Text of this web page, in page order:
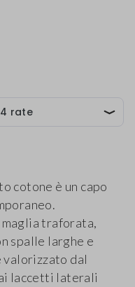
cotone è un capo
traforata,
spalle larghe e
valorizzato dal
laccetti laterali